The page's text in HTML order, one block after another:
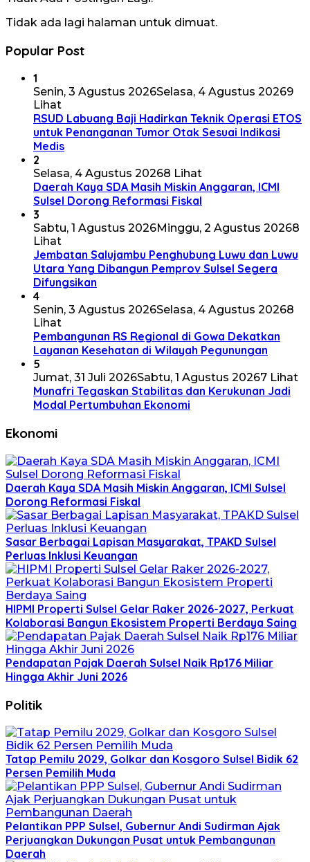
Tidak ada lagi halaman untuk dimuat.
Popular Post
1
Senin, 3 Agustus 2026Selasa, 4 Agustus 20269
Lihat
RSUD Labuang Baji Hadirkan Teknik Operasi ETOS
untuk Penanganan Tumor Otak Sesuai Indikasi
Medis
2
Selasa, 4 Agustus 20268 Lihat
Daerah Kaya SDA Masih Miskin Anggaran, ICMI
Sulsel Dorong Reformasi Fiskal
3
Sabtu, 1 Agustus 2026Minggu, 2 Agustus 20268
Lihat
Jembatan Salujambu Penghubung Luwu dan Luwu
Utara Yang Dibangun Pemprov Sulsel Segera
Difungsikan
4
Senin, 3 Agustus 2026Selasa, 4 Agustus 20268
Lihat
Pembangunan RS Regional di Gowa Dekatkan
Layanan Kesehatan di Wilayah Pegunungan
5
Jumat, 31 Juli 2026Sabtu, 1 Agustus 20267 Lihat
Munafri Tegaskan Stabilitas dan Kerukunan Jadi
Modal Pertumbuhan Ekonomi
Ekonomi
Daerah Kaya SDA Masih Miskin Anggaran, ICMI Sulsel
Dorong Reformasi Fiskal
Sasar Berbagai Lapisan Masyarakat, TPAKD Sulsel
Perluas Inklusi Keuangan
HIPMI Properti Sulsel Gelar Raker 2026-2027, Perkuat
Kolaborasi Bangun Ekosistem Properti Berdaya Saing
Pendapatan Pajak Daerah Sulsel Naik Rp176 Miliar
Hingga Akhir Juni 2026
Politik
Tatap Pemilu 2029, Golkar dan Kosgoro Sulsel Bidik 62
Persen Pemilih Muda
Pelantikan PPP Sulsel, Gubernur Andi Sudirman Ajak
Perjuangkan Dukungan Pusat untuk Pembangunan
Daerah